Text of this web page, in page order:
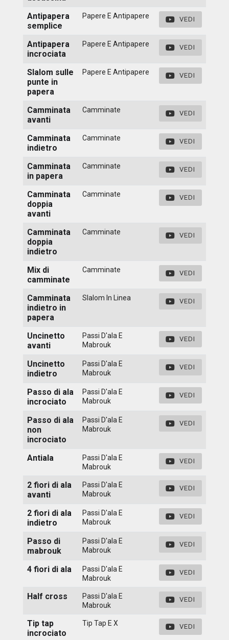
Antipapera
semplice
Papere E Antipapere VEDI
Antipapera
incrociata
Papere E Antipapere VEDI
Slalom sulle
punte in
papera
Papere E Antipapere VEDI
Camminata
avanti
Camminate VEDI
Camminata
indietro
Camminate VEDI
Camminata
in papera
Camminate VEDI
Camminata
doppia
avanti
Camminate VEDI
Camminata
doppia
indietro
Camminate VEDI
Mix di
camminate
Camminate VEDI
Camminata
indietro in
papera
Slalom In Linea VEDI
Uncinetto
avanti
Passi D'ala E
Mabrouk
VEDI
Uncinetto
indietro
Passi D'ala E
Mabrouk
VEDI
Passo di ala
incrociato
Passi D'ala E
Mabrouk
VEDI
Passo di ala
non
incrociato
Passi D'ala E
Mabrouk
VEDI
Antiala
Passi D'ala E
Mabrouk
VEDI
2 fiori di ala
avanti
Passi D'ala E
Mabrouk
VEDI
2 fiori di ala
indietro
Passi D'ala E
Mabrouk
VEDI
Passo di
mabrouk
Passi D'ala E
Mabrouk
VEDI
4 fiori di ala
Passi D'ala E
Mabrouk
VEDI
Half cross
Passi D'ala E
Mabrouk
VEDI
Tip tap
incrociato
Tip Tap E X VEDI